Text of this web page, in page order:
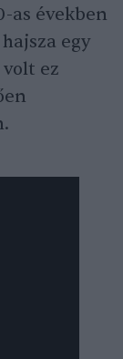
as években
egy
ez